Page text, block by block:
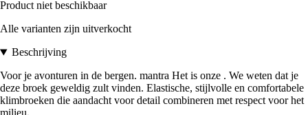
Product niet beschikbaar
Alle varianten zijn uitverkocht
Beschrijving
Voor je avonturen in de bergen. mantra Het is onze . We weten dat je
deze broek geweldig zult vinden. Elastische, stijlvolle en comfortabele
klimbroeken die aandacht voor detail combineren met respect voor het